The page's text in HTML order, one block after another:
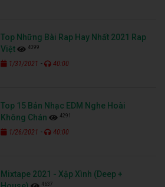
Top Những Bài Rap Hay Nhất 2021 Rap
Việt
4099
1/31/2021 - 40:00
Top 15 Bản Nhạc EDM Nghe Hoài
Không Chán
4291
1/26/2021 - 40:00
Mixtape 2021 - Xập Xình (Deep +
4637